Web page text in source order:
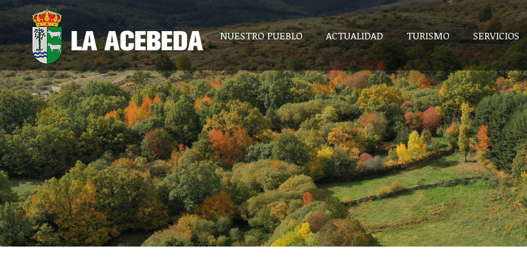
NUESTRO PUEBLO ACTUALIDAD TURISMO SERVICIOS
NUESTRO PUEBLO ACTUALIDAD TURISMO SERVICIOS